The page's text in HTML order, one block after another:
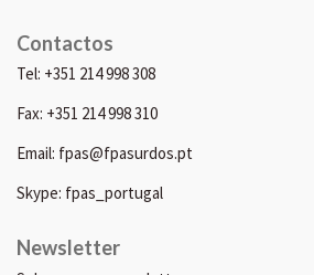
Contactos
Tel: +351 214 998 308
Fax: +351 214 998 310
Email: fpas@fpasurdos.pt
Skype: fpas_portugal
Newsletter